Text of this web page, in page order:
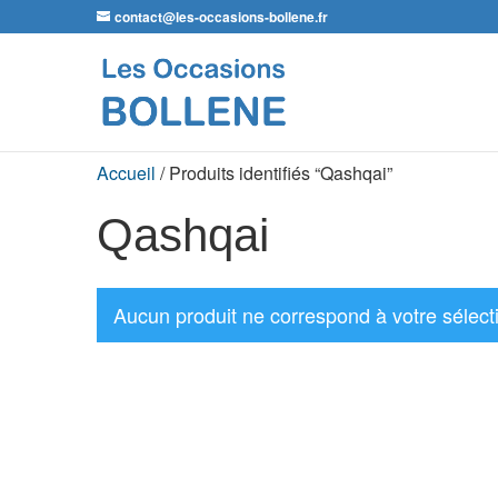
contact@les-occasions-bollene.fr
Accueil / Produits identifiés “Qashqai”
Qashqai
Aucun produit ne correspond à votre